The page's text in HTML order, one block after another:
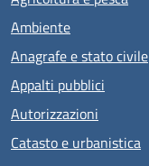
Ambiente
Anagrafe e stato civile
Appalti pubblici
Autorizzazioni
Catasto e urbanistica